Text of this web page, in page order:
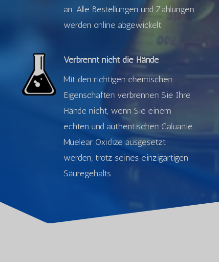
an. Alle Bestellungen und Zahlungen
werden online abgewickelt.
Verbrennt nicht die Hände
Mit den richtigen chemischen
Eigenschaften verbrennen Sie Ihre
Hände nicht, wenn Sie einem
echten und authentischen Caluanie
Muelear Oxidize ausgesetzt
werden, trotz seines einzigartigen
Säuregehalts.